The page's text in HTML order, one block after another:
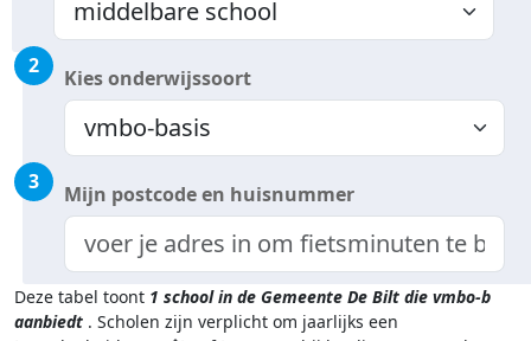
2 Kies onderwijssoort
3 Mijn postcode en huisnummer
Deze tabel toont 1 school in de Gemeente De Bilt die vmbo-b
aanbiedt . Scholen zijn verplicht om jaarlijks een